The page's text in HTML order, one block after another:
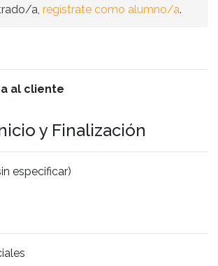
a, regístrate como alumno/a.
al cliente
y Finalización
especificar)